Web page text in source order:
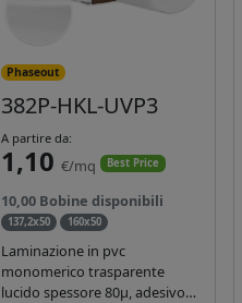
Phaseout
382P-HKL-UVP3
A partire da:
1,10 €/mq Best Price
10,00 Bobine disponibili
137,2x50 160x50
Laminazione in pvc
monomerico trasparente
lucido spessore 80µ, adesivo